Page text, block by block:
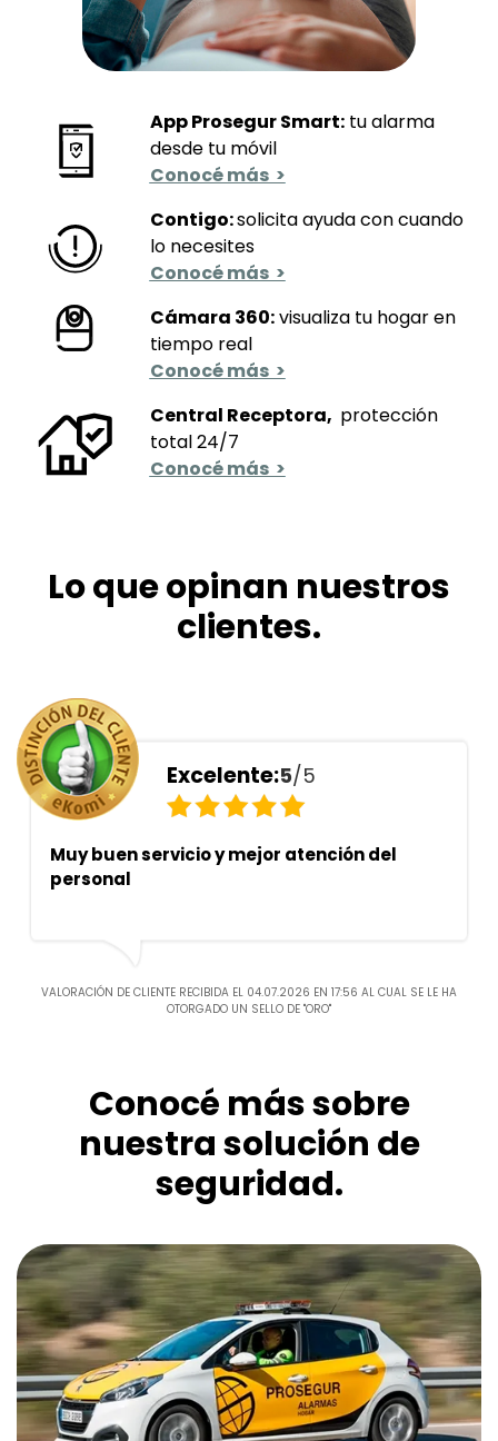
App Prosegur Smart:tu alarma
desde tu móvil
Conocé más >
Contigo:solicita ayuda con cuando
lo necesites
Conocé más >
Cámara 360:visualiza tu hogar en
tiempo real
Conocé más >
Central Receptora, protección
total 24/7
Conocé más >
Lo que opinan nuestros
clientes.
Excelente:5/5
Muy buen servicio y mejor atención del
personal
VALORACIÓN DE CLIENTE RECIBIDA EL 04.07.2026 EN 17:56 AL CUAL SE LE HA
OTORGADO UN SELLO DE "ORO"
Conocé más sobre
nuestra solución de
seguridad.